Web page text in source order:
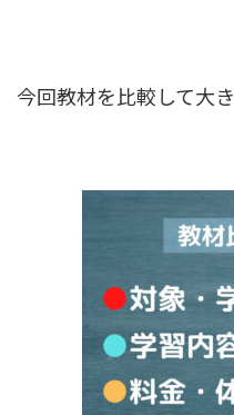
今回教材を比較して大